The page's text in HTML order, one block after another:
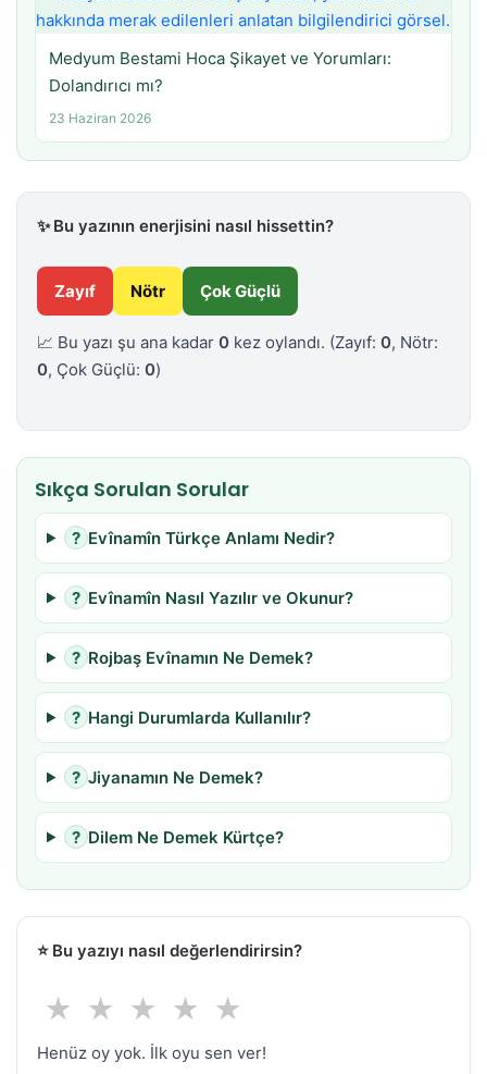
Medyum Bestami Hoca Şikayet ve Yorumları:
Dolandırıcı mı?
23 Haziran 2026
✨Bu yazının enerjisini nasıl hissettin?
Zayıf Nötr Çok Güçlü
📈 Bu yazı şu ana kadar 0 kez oylandı. (Zayıf: 0, Nötr:
0, Çok Güçlü: 0)
Sıkça Sorulan Sorular
? Evînamîn Türkçe Anlamı Nedir?
? Evînamîn Nasıl Yazılır ve Okunur?
? Rojbaş Evînamın Ne Demek?
? Hangi Durumlarda Kullanılır?
? Jiyanamın Ne Demek?
? Dilem Ne Demek Kürtçe?
⭐ Bu yazıyı nasıl değerlendirirsin?
★ ★ ★ ★ ★
Henüz oy yok. İlk oyu sen ver!